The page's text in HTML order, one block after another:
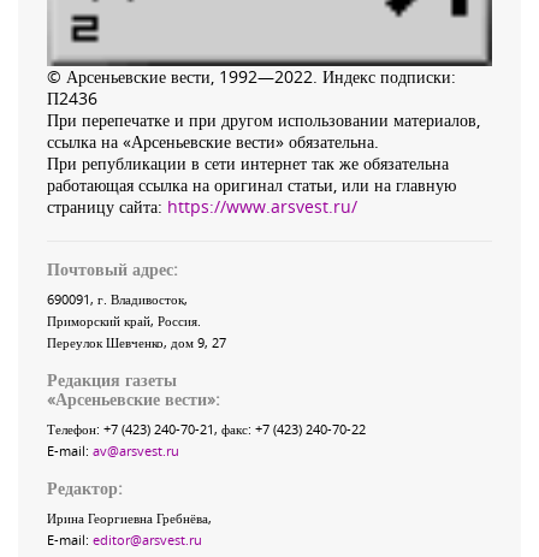
© Арсеньевские вести, 1992—2022. Индекс подписки:
П2436
При перепечатке и при другом использовании материалов,
ссылка на «Арсеньевские вести» обязательна.
При републикации в сети интернет так же обязательна
работающая ссылка на оригинал статьи, или на главную
страницу сайта: https://www.arsvest.ru/
Почтовый адрес:
690091, г. Владивосток,
Приморский край, Россия
Переулок Шевченко, дом 9, 27
Редакция газеты
«Арсеньевские вести»:
Телефон: +7 (423) 240-70-21, факс: +7 (423) 240-70-22
E-mail: av@arsvest.ru
Редактор:
Ирина Георгиевна Гребнёва,
E-mail: editor@arsvest.ru